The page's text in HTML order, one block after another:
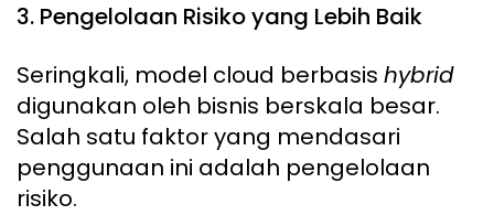
3. Pengelolaan Risiko yang Lebih Baik
Seringkali, model cloud berbasis hybrid
digunakan oleh bisnis berskala besar.
Salah satu faktor yang mendasari
penggunaan ini adalah pengelolaan
risiko.